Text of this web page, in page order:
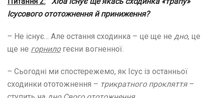
Ісусового ототожнення й приниження?
– Не існує… Але остання сходинка – це ще не дно, це
ще не горнилогеєни вогненної.
– Сьогодні ми спостережемо, як Ісус із останньої
сходинки ототожнення – трикратного прокляття–